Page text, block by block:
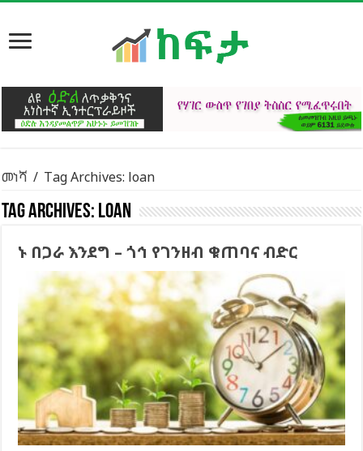
መነሻ / Tag Archives: loan
Tag Archives: loan
ኑ በጋራ እንደግ – ጎኅ የገንዘብ ቁጠባና ብድር